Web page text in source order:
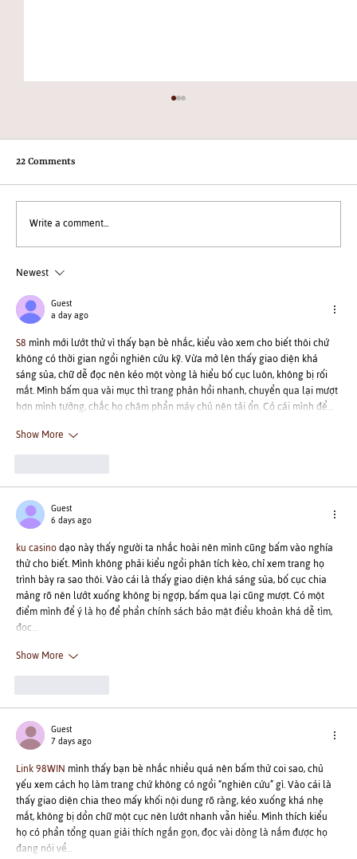
Trust
22 Comments
Write a comment...
Newest
Guest
a day ago
S8 mình mới lướt thử vì thấy bạn bè nhắc, kiểu vào xem cho biết thôi chứ
không có thời gian ngồi nghiên cứu kỹ. Vừa mở lên thấy giao diện khá
sáng sủa, chữ dễ đọc nên kéo một vòng là hiểu bố cục luôn, không bị rối
mắt. Mình bấm qua vài mục thì trang phản hồi nhanh, chuyển qua lại mượt
hơn mình tưởng, chắc họ chăm phần máy chủ nên tải ổn. Có cái mình để…
Show More
Guest
6 days ago
ku casino dạo này thấy người ta nhắc hoài nên mình cũng bấm vào nghía
thử cho biết. Mình không phải kiểu ngồi phân tích kèo, chỉ xem trang họ
trình bày ra sao thôi. Vào cái là thấy giao diện khá sáng sủa, bố cục chia
mảng rõ nên lướt xuống không bị ngợp, bấm qua lại cũng mượt. Có một
điểm mình để ý là họ để phần chính sách bảo mật điều khoản khá dễ tìm,
đọc…
Show More
Guest
7 days ago
Link 98WIN mình thấy bạn bè nhắc nhiều quá nên bấm thử coi sao, chủ
yếu xem cách họ làm trang chứ không có ngồi “nghiên cứu” gì. Vào cái là
thấy giao diện chia theo mấy khối nội dung rõ ràng, kéo xuống khá nhẹ
mắt, không bị dồn chữ một cục nên lướt nhanh vẫn hiểu. Mình thích kiểu
họ có phần tổng quan giải thích ngắn gọn, đọc vài dòng là nắm được họ
đang nói về…